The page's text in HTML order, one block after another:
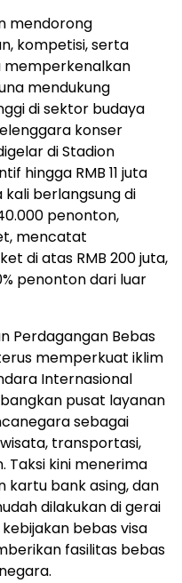
mendorong
kompetisi, serta
memperkenalkan
mendukung
di sektor budaya
konser
di Stadion
hingga RMB 11 juta
berlangsung di
penonton,
mencatat
di atas RMB 200 juta,
penonton dari luar
Perdagangan Bebas
memperkuat iklim
Internasional
pusat layanan
sebagai
transportasi,
Taksi kini menerima
bank asing, dan
dilakukan di gerai
bebas visa
fasilitas bebas